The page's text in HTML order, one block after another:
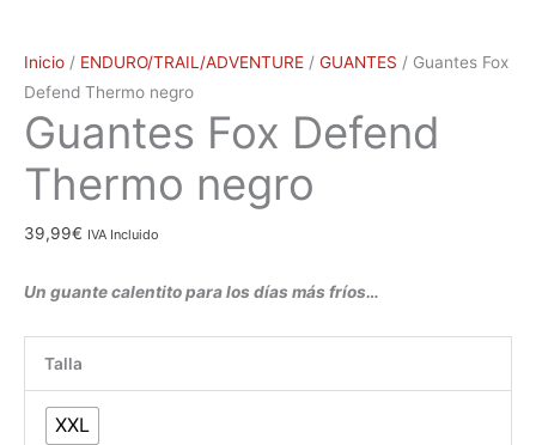
Inicio / ENDURO/TRAIL/ADVENTURE / GUANTES / Guantes Fox
Defend Thermo negro
Guantes Fox Defend
Thermo negro
39,99€ IVA Incluido
Un guante calentito para los días más fríos…
Talla
XXL